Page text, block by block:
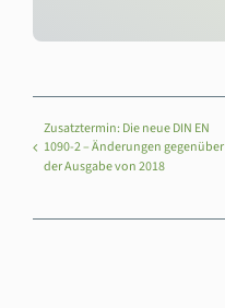
Zusatztermin: Die neue DIN EN
1090-2 – Änderungen gegenüber
der Ausgabe von 2018